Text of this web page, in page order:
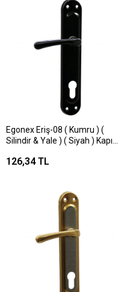
Egonex Eriş-08 ( Kumru ) (
Silindir & Yale ) ( Siyah ) Kapı
126,34 TL